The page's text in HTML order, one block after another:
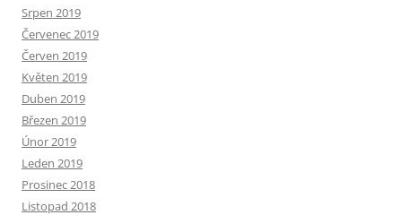
Srpen 2019
Červenec 2019
Červen 2019
Květen 2019
Duben 2019
Březen 2019
Únor 2019
Leden 2019
Prosinec 2018
Listopad 2018